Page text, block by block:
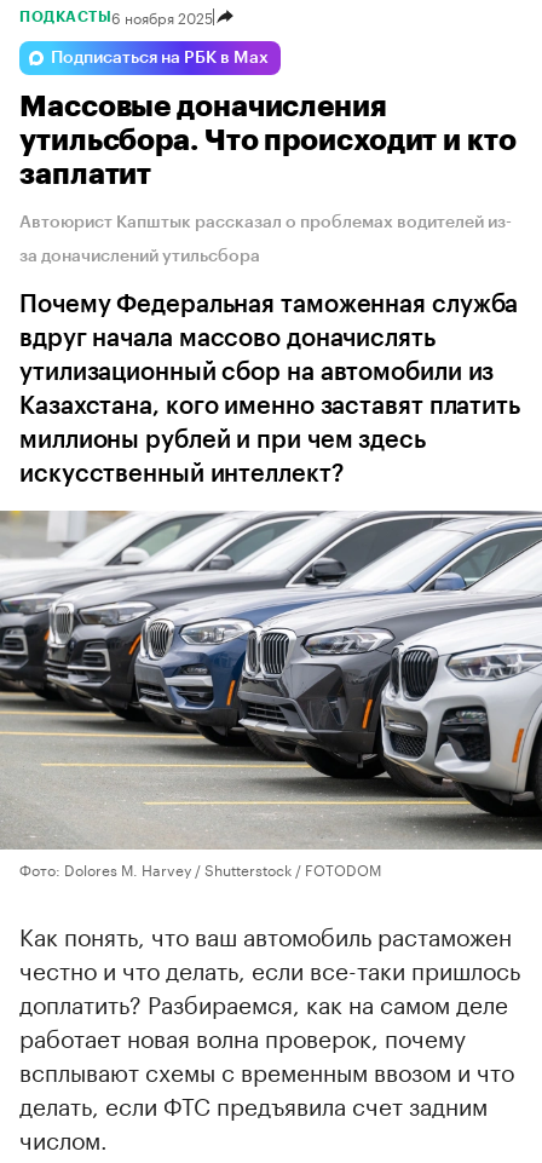
ПОДКАСТЫ 6 ноября 2025
Подписаться на РБК в Max
Массовые доначисления
утильсбора. Что происходит и кто
заплатит
Автоюрист Капштык рассказал о проблемах водителей из-
за доначислений утильсбора
Почему Федеральная таможенная служба
вдруг начала массово доначислять
утилизационный сбор на автомобили из
Казахстана, кого именно заставят платить
миллионы рублей и при чем здесь
искусственный интеллект?
Фото: Dolores M. Harvey / Shutterstock / FOTODOM
Как понять, что ваш автомобиль растаможен
честно и что делать, если все-таки пришлось
доплатить? Разбираемся, как на самом деле
работает новая волна проверок, почему
всплывают схемы с временным ввозом и что
делать, если ФТС предъявила счет задним
числом.